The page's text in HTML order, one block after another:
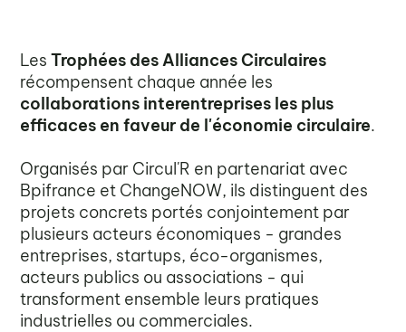
LesTrophées des Alliances Circulaires
récompensent chaque année les
collaborations interentreprises les plus
efficaces en faveur de l'économie circulaire.
Organisés par Circul'R en partenariat avec
Bpifrance et ChangeNOW, ils distinguent des
projets concrets portés conjointement par
plusieurs acteurs économiques - grandes
entreprises, startups, éco-organismes,
acteurs publics ou associations - qui
transforment ensemble leurs pratiques
industrielles ou commerciales.